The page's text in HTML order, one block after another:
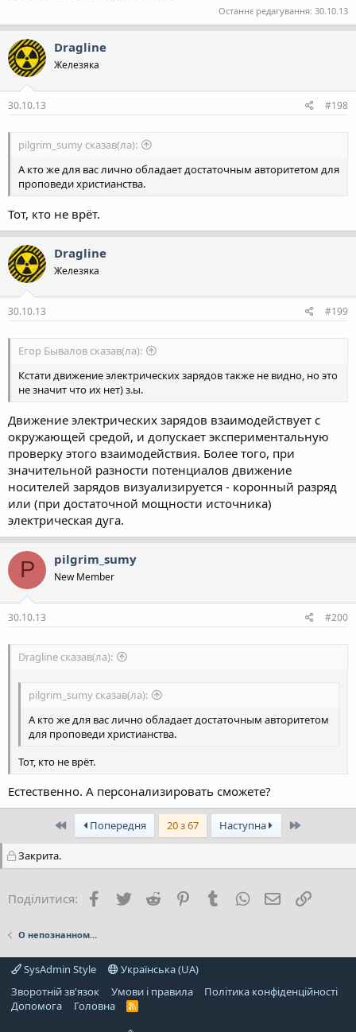
Останнє редагування: 30.10.13
Dragline
Железяка
30.10.13 #198
pilgrim_sumy сказав(ла):
А кто же для вас лично обладает достаточным авторитетом для
проповеди христианства.
Тот, кто не врёт.
Dragline
Железяка
30.10.13 #199
Егор Бывалов сказав(ла):
Кстати движение электрических зарядов также не видно, но это
не значит что их нет) з.ы.
Движение электрических зарядов взаимодействует с
окружающей средой, и допускает экспериментальную
проверку этого взаимодействия. Более того, при
значительной разности потенциалов движение
носителей зарядов визуализируется - коронный разряд
или (при достаточной мощности источника)
электрическая дуга.
P pilgrim_sumy
New Member
30.10.13 #200
Dragline сказав(ла):
pilgrim_sumy сказав(ла):
А кто же для вас лично обладает достаточным авторитетом
для проповеди христианства.
Тот, кто не врёт.
Естественно. А персонализировать сможете?
ПершийПопередня 20 з 67 Наступна Останній
Закрита.
Поділитися: Facebook
Twitter Reddit PinterestTumblrWhatsApp
E-mail
О непознанном...
SysAdmin Style
Українська (UA)
Зворотній зв'язок
Умови і правила
Політика конфіденційності
Дoпoмoга
Головна
R